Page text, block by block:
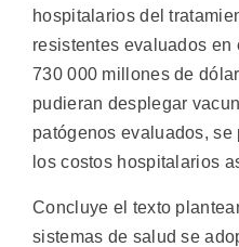
hospitalarios del
resistentes evaluados en
730 000 millones de
pudieran desplegar
patógenos evaluados,
los costos hospitalarios
Concluye el texto
sistemas de salud se